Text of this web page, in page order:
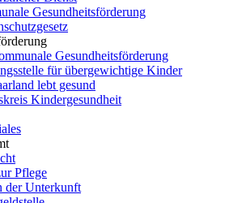
Gesundheitsförderung
Gesundheitsförderung
für übergewichtige Kinder
lebt gesund
Kindergesundheit
Pflege
der Unterkunft